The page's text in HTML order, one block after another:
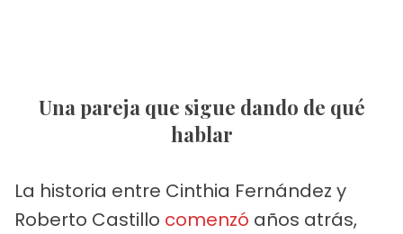
Una pareja que sigue dando de qué
hablar
La historia entre Cinthia Fernández y
Roberto Castillo comenzó años atrás,